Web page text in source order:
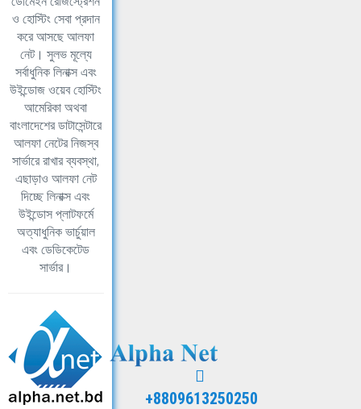
ও হোস্টিং সেবা প্রদান
করে আসছে আলফা
নেট। সুলভ মূল্যে
সর্বাধুনিক লিনাক্স এবং
উইন্ডোজ ওয়েব হোস্টিং
আমেরিকা অথবা
বাংলাদেশের ডাটাসেন্টারে
আলফা নেটের নিজস্ব
সার্ভারে রাখার ব্যবস্থা,
এছাড়াও আলফা নেট
দিচ্ছে লিনাক্স এবং
উইন্ডোস প্লাটফর্মে
অত্যাধুনিক ভার্চুয়াল
এবং ডেডিকেটেড
সার্ভার।
+8809613250250